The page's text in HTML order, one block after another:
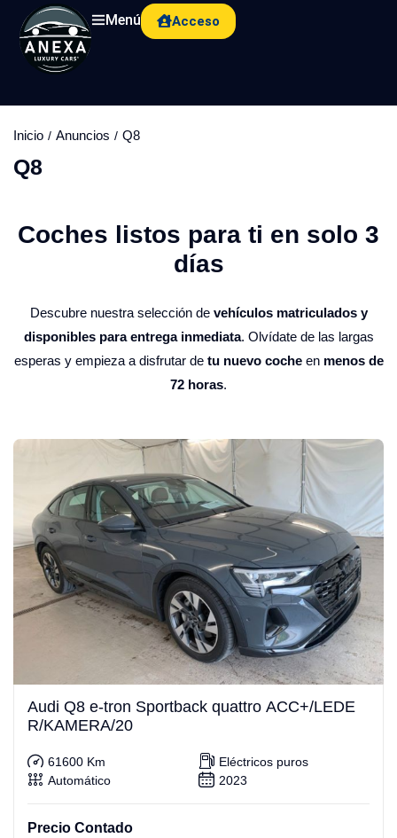
Menú Acceso
Inicio Anuncios Q8
Q8
Coches listos para ti en solo 3
días​
Descubre nuestra selección de vehículos matriculados y
disponibles para entrega inmediata. Olvídate de las largas
esperas y empieza a disfrutar de tu nuevo cocheen menos de
72 horas.
Audi Q8 e-tron Sportback quattro ACC+/LEDE
R/KAMERA/20
61600 Km
Eléctricos puros
Automático
2023
Precio Contado